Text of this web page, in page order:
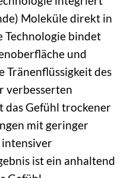
Moleküle direkt in
Technologie bindet
und
des
verbesserten
das Gefühl trockener
mit geringer
ist ein anhaltend